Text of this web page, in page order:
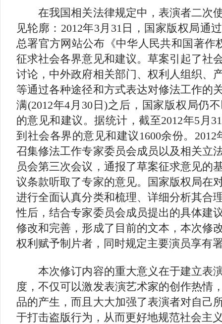
在我国相关法律规定中，表演者二次
见轮廓：2012年3月31日，国家版权局通
总署官方网站公布《中华人民共和国著作
征求社会各界意见和建议。草案引起了社
讨论，中外政府相关部门、权利人组织、
等通过各种途径和方式表达对修法工作的
满(2012年4月30日)之后，国家版权局仍
的意见和建议。据统计，截至2012年5月
到社会各界的意见和建议1600余份。
召集修法工作专家委员会成员以及相关立
员会第三次会议，通报了草案征求意见的
议条款听取了专家的意见。国家版权局在
进行全面认真分类和梳理、详细分析其合
性后，结合专家委员会成员提出的具体建
修改和完善，形成了目前的文本，本次修
权利赋予制片者，同时规定主要演员享有
本次修订内容的重大意义在于建立表
度，不仅可以激发表演艺术家的创作热情
品的产生，而且大大加强了表演者对自己
于打击盗版行为，从而更好地规范社会主